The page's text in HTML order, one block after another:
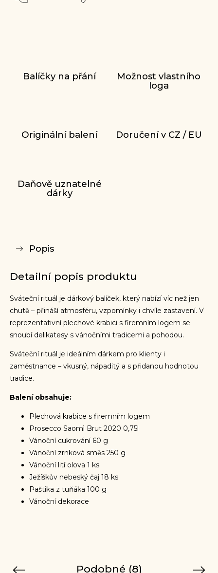
Balíčky na přání
Možnost vlastního
loga
Originální balení Doručení v CZ / EU
Daňově uznatelné
dárky
Popis
Detailní popis produktu
Sváteční rituál je dárkový balíček, který nabízí víc než jen
chutě – přináší atmosféru, vzpomínky i chvíle zastavení. V
reprezentativní plechové krabici s firemním logem se
snoubí delikatesy s vánočními tradicemi a pohodou.
Sváteční rituál je ideálním dárkem pro klienty i
zaměstnance – vkusný, nápaditý a s přidanou hodnotou
tradice.
Balení obsahuje:
Plechová krabice s firemním logem
Prosecco Saomì Brut 2020 0,75l
Vánoční cukrování 60 g
Vánoční zrnková směs 250 g
Vánoční lití olova 1 ks
Ježíškův nebeský čaj 18 ks
Paštika z tuňáka 100 g
Vánoční dekorace
Podobné (8)
Previous Next